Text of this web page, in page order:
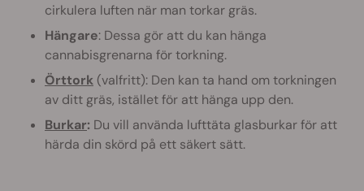
cirkulera luften när man torkar gräs.
Hängare: Dessa gör att du kan hänga
cannabisgrenarna för torkning.
Örttork (valfritt): Den kan ta hand om torkningen
av ditt gräs, istället för att hänga upp den.
Burkar: Du vill använda lufttäta glasburkar för att
härda din skörd på ett säkert sätt.